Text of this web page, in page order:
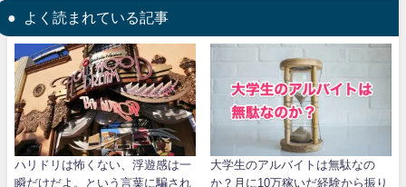
よく読まれている記事
ハリドリは怖くない、浮遊感は一
瞬だけだよ。という言葉に騙され
大学生のアルバイトは無駄なの
か？月に10万稼いだ経験から振り